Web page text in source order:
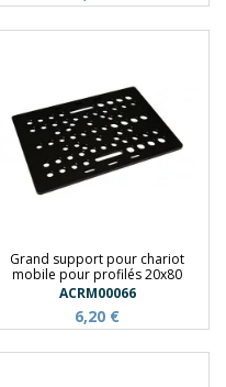
Grand support pour chariot
mobile pour profilés 20x80
ACRM00066
6,20 €